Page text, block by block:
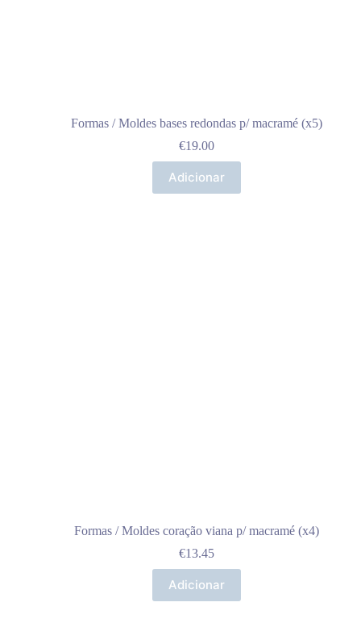
Formas / Moldes bases redondas p/ macramé (x5)
€19.00
Adicionar
Formas / Moldes coração viana p/ macramé (x4)
€13.45
Adicionar